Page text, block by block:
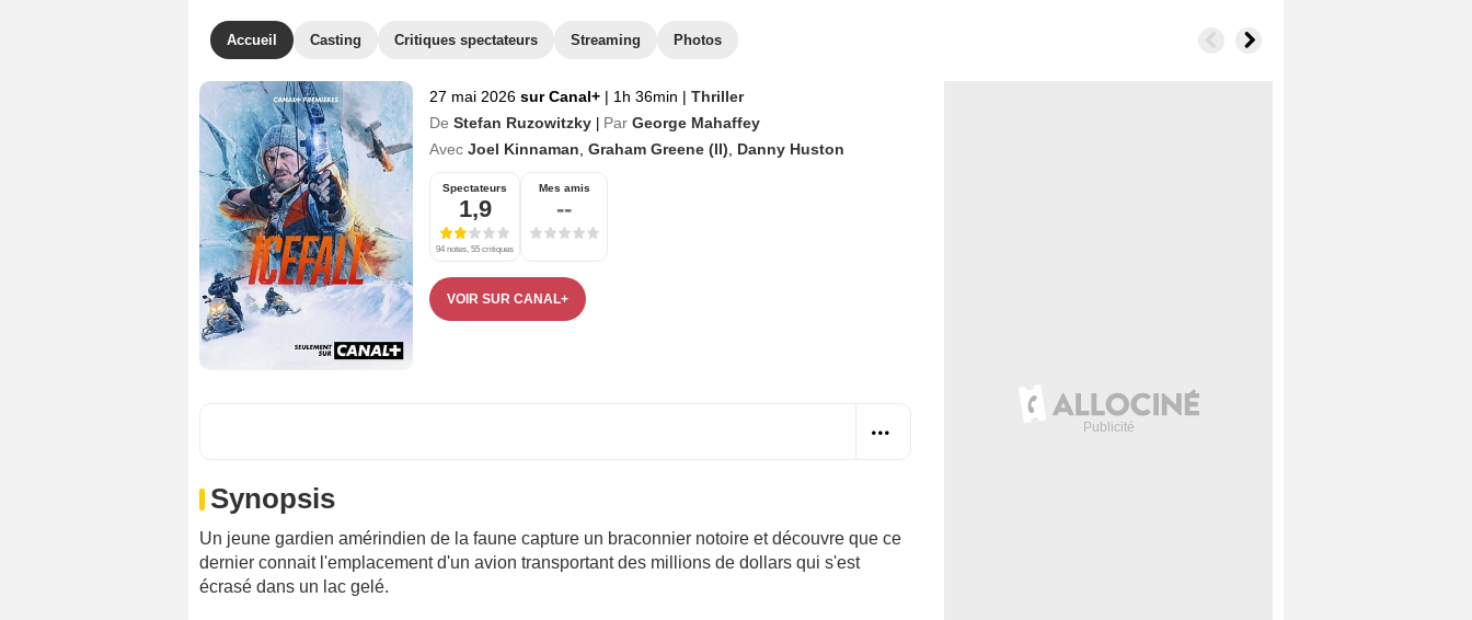
Accueil Casting Critiques spectateurs Streaming Photos
27 mai 2026 sur Canal+ | 1h 36min | Thriller
De Stefan Ruzowitzky Par George Mahaffey
Avec Joel Kinnaman Graham Greene (II) Danny Huston
Spectateurs
1,9
94 notes, 55 critiques
Mes amis
--
VOIR SUR CANAL+
Synopsis
Un jeune gardien amérindien de la faune capture un braconnier notoire et découvre que ce
dernier connait l'emplacement d'un avion transportant des millions de dollars qui s'est
écrasé dans un lac gelé.